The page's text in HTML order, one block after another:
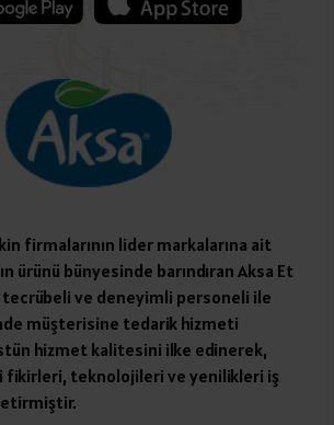
firmalarının lider markalarına ait
ürünü bünyesinde barındıran Aksa Et
tecrübeli ve deneyimli personeli ile
müşterisine tedarik hizmeti
hizmet kalitesini ilke edinerek,
fikirleri, teknolojileri ve yenilikleri iş